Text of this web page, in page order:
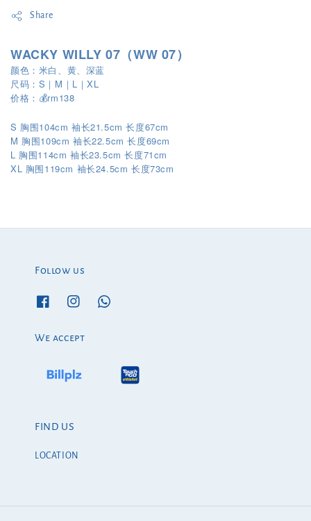
Share
WACKY WILLY 07（WW 07）
颜色：米白、黄、深蓝
尺码：S｜M｜L｜XL
价格：💰rm138
S 胸围104cm 袖长21.5cm 长度67cm
M 胸围109cm 袖长22.5cm 长度69cm
L 胸围114cm 袖长23.5cm 长度71cm
XL 胸围 119cm 袖长24.5cm长度73cm
Follow us
We accept
FIND US
LOCATION